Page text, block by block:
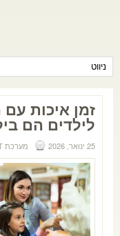
זמן איכות עם
לילדים הם
25 ינואר, 2026 מערכת FNET